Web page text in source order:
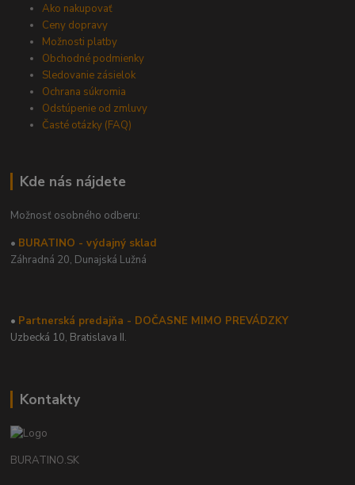
Ako nakupovať
Ceny dopravy
Možnosti platby
Obchodné podmienky
Sledovanie zásielok
Ochrana súkromia
Odstúpenie od zmluvy
Časté otázky (FAQ)
Kde nás nájdete
Možnosť osobného odberu:
• BURATINO - výdajný sklad
Záhradná 20, Dunajská Lužná
• Partnerská predajňa - DOČASNE MIMO PREVÁDZKY
Uzbecká 10, Bratislava II.
Kontakty
BURATINO.SK